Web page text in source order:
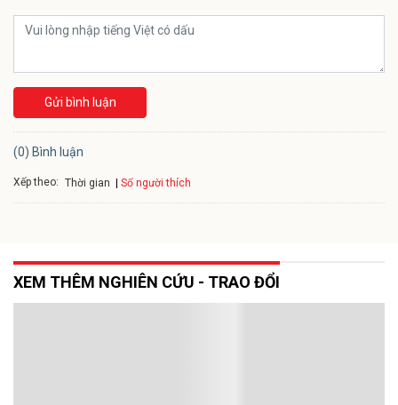
Gửi bình luận
(0) Bình luận
Xếp theo: Thời gian Số người thích
XEM THÊM NGHIÊN CỨU - TRAO ĐỔI